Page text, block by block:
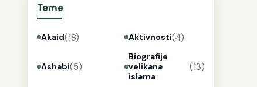
Teme
Akaid(18) Aktivnosti(4)
Ashabi(5)
Biografije
velikana
islama
(13)